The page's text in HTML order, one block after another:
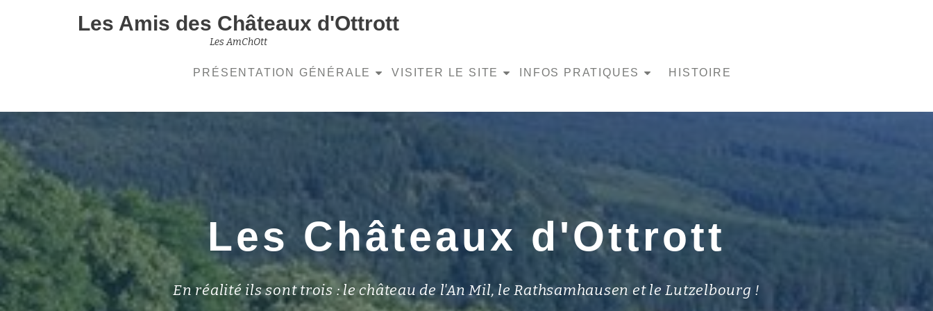
Les Amis des Châteaux d'Ottrott
Les AmChOtt
PRÉSENTATION GÉNÉRALE VISITER LE SITE INFOS PRATIQUES HISTOIRE
Les Châteaux d'Ottrott
En réalité ils sont trois : le château de l'An Mil, le Rathsamhausen et le Lutzelbourg !